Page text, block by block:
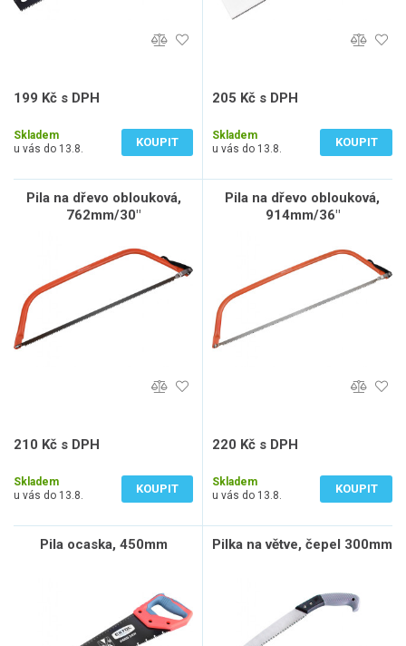
199 Kč s DPH
Skladem
u vás do 13.8.
KOUPIT
205 Kč s DPH
Skladem
u vás do 13.8.
KOUPIT
Pila na dřevo oblouková,
762mm/30"
210 Kč s DPH
Skladem
u vás do 13.8.
KOUPIT
Pila na dřevo oblouková,
914mm/36"
220 Kč s DPH
Skladem
u vás do 13.8.
KOUPIT
Pila ocaska, 450mm Pilka na větve, čepel 300mm